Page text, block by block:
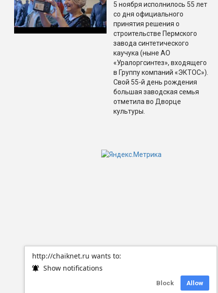
http://chaiknet.ru wants to:
Show notifications
Block Allow
5 ноября исполнилось 55 лет
со дня официального
принятия решения о
строительстве Пермского
завода синтетического
каучука (ныне АО
«Уралоргсинтез», входящего
в Группу компаний «ЭКТОС»).
Свой 55-й день рождения
большая заводская семья
отметила во Дворце
культуры.